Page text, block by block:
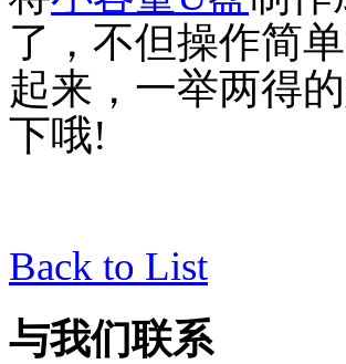
了，不但操作简
起来，一举两得
下哦!
Back to List
与我们联系